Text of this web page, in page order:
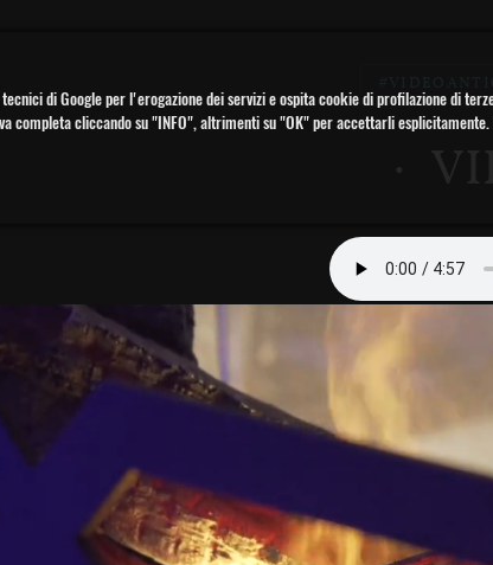
di Google per l'erogazione dei servizi e ospita cookie di profilazione di
completa cliccando su "INFO", altrimenti su "OK" per accettarli